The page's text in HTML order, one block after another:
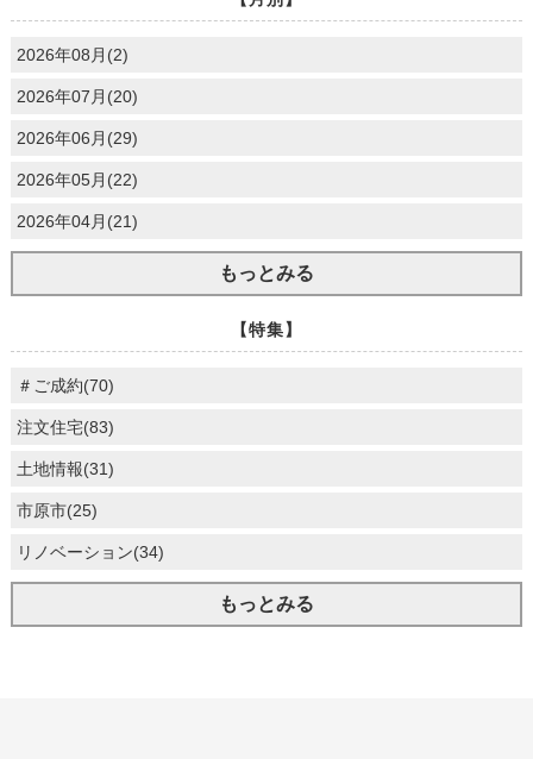
2026年08月(2)
2026年07月(20)
2026年06月(29)
2026年05月(22)
2026年04月(21)
もっとみる
【特集】
＃ご成約(70)
注文住宅(83)
土地情報(31)
市原市(25)
リノベーション(34)
もっとみる